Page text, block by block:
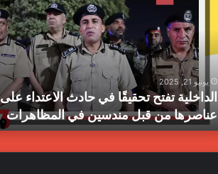
يونيو 21, 2025
الداخلية تفتح تحقيقًا في حادث الاعتداء على
عناصرها من قبل مندسين في المظاهرات